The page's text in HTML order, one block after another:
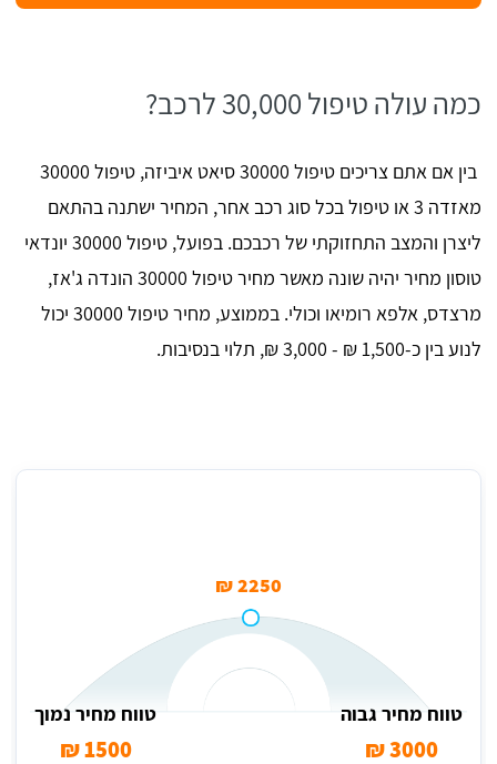
כמה עולה טיפול 30,000 לרכב?
בין אם אתם צריכים טיפול 30000 סיאט איביזה, טיפול 30000
מאזדה 3 או טיפול בכל סוג רכב אחר, המחיר ישתנה בהתאם
ליצרן והמצב התחזוקתי של רכבכם. בפועל, טיפול 30000 יונדאי
טוסון מחיר יהיה שונה מאשר מחיר טיפול 30000 הונדה ג'אז,
מרצדס, אלפא רומיאו וכולי. בממוצע, מחיר טיפול 30000 יכול
לנוע בין כ-1,500 ₪ - 3,000 ₪, תלוי בנסיבות.
2250 ₪
טווח מחיר גבוה
3000 ₪
טווח מחיר נמוך
1500 ₪